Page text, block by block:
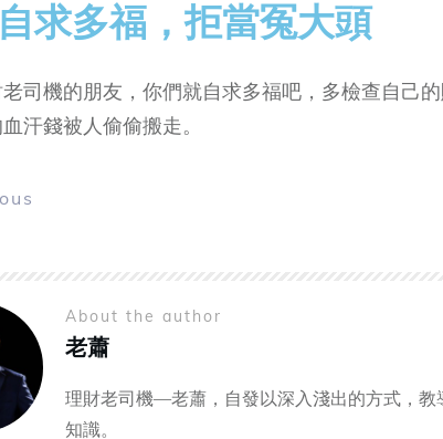
求多福，拒當冤大頭
司機的朋友，你們就自求多福吧，多檢查自己
汗錢被人偷偷搬走。
About the author
老蕭
理財老司機—老蕭，自發以深入淺出的方式，教
知識。